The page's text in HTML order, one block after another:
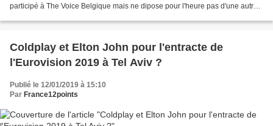
participé à The Voice Belgique mais ne dipose pour l'heure pas d'une autre
Coldplay et Elton John pour l'entracte de
l'Eurovision 2019 à Tel Aviv ?
Publié le 12/01/2019 à 15:10
Par France12points